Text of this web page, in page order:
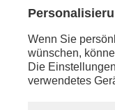
Wenn Sie
wünschen,
Die
verwendetes